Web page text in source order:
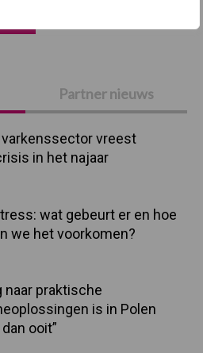
Partner nieuws
vreest
in het najaar
wat gebeurt er en hoe
we het voorkomen?
naar praktische
is in Polen
ooit”